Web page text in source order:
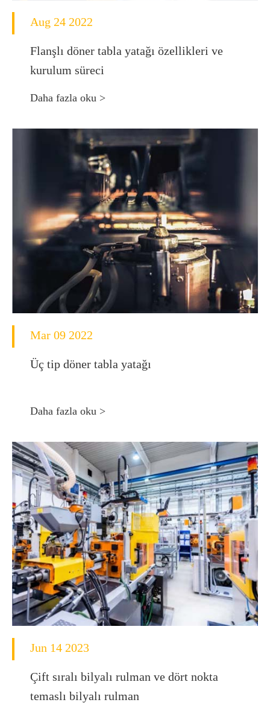
Aug 24 2022
Flanşlı döner tabla yatağı özellikleri ve
kurulum süreci
Daha fazla oku >
Mar 09 2022
Üç tip döner tabla yatağı
Daha fazla oku >
Jun 14 2023
Çift sıralı bilyalı rulman ve dört nokta
temaslı bilyalı rulman